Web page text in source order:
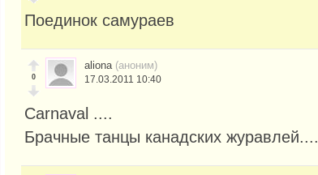
Поединок самураев
0
aliona (аноним)
17.03.2011 10:40
Carnaval ....
Брачные танцы канадских журавлей....